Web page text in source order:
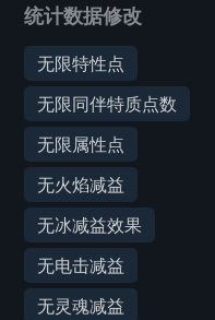
统计数据修改
无限特性点
无限同伴特质点数
无限属性点
无火焰减益
无冰减益效果
无电击减益
无灵魂减益